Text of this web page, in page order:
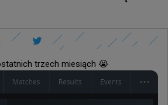
trzech miesiąch 😭